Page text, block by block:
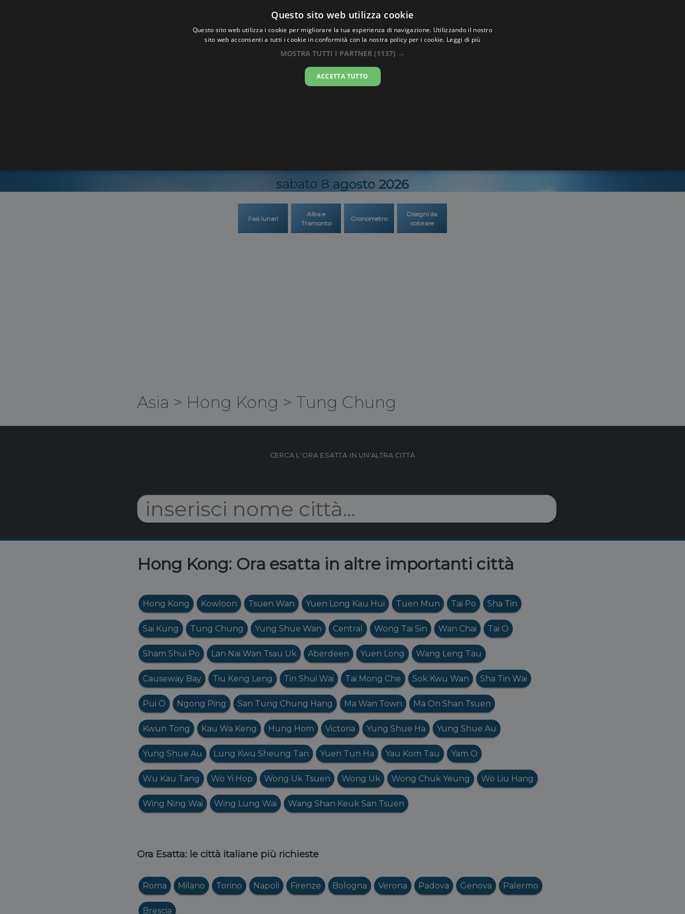
Oraesatta.co
Ora EsattaTung Chung
sabato 8 agosto 2026
Fasi lunari
Alba e
Tramonto
Cronometro
Disegni da
colorare
Asia > Hong Kong > Tung Chung
CERCA L'ORA ESATTA IN UN'ALTRA CITTÀ
Hong Kong: Ora esatta in altre importanti città
Hong Kong Kowloon Tsuen Wan Yuen Long Kau Hui Tuen Mun Tai Po Sha Tin
Sai Kung Tung Chung Yung Shue Wan Central Wong Tai Sin Wan Chai Tai O
Sham Shui Po Lan Nai Wan Tsau Uk Aberdeen Yuen Long Wang Leng Tau
Causeway Bay Tiu Keng Leng Tin Shui Wai Tai Mong Che Sok Kwu Wan Sha Tin Wai
Pui O Ngong Ping San Tung Chung Hang Ma Wan Town Ma On Shan Tsuen
Kwun Tong Kau Wa Keng Hung Hom Victoria Yung Shue Ha Yung Shue Au
Yung Shue Au Lung Kwu Sheung Tan Yuen Tun Ha Yau Kom Tau Yam O
Wu Kau Tang Wo Yi Hop Wong Uk Tsuen Wong Uk Wong Chuk Yeung Wo Liu Hang
Wing Ning Wai Wing Lung Wai Wang Shan Keuk San Tsuen
Ora Esatta: le città italiane più richieste
Roma Milano Torino Napoli Firenze Bologna Verona Padova Genova Palermo
Brescia
Questo sito web utilizza cookie
Questo sito web utilizza i cookie per migliorare la tua esperienza di navigazione. Utilizzando il nostro
sito web acconsenti a tutti i cookie in conformità con la nostra policy per i cookie. Leggi di più
MOSTRA TUTTI I PARTNER (1137) →
ACCETTA TUTTO